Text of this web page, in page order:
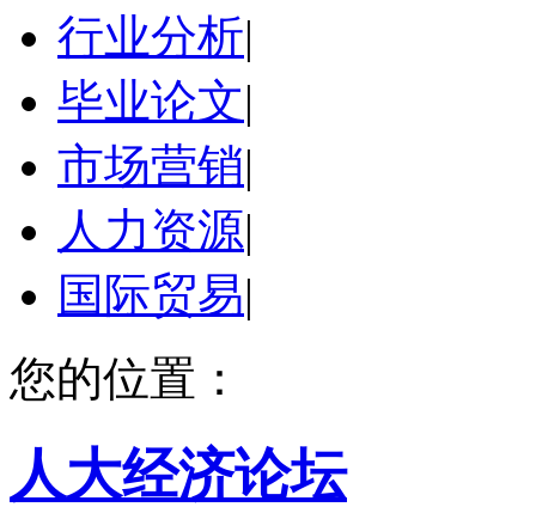
行业分析|
毕业论文|
市场营销|
人力资源|
国际贸易|
您的位置：
人大经济论坛